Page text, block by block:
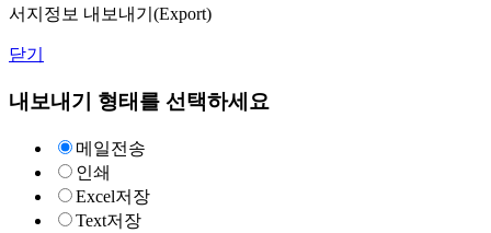
서지정보 내보내기(Export)
닫기
내보내기 형태를 선택하세요
메일전송
인쇄
Excel저장
Text저장